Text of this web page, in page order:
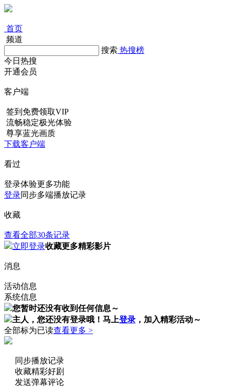
首页
频道
搜索 热搜榜
今日热搜
开通会员
客户端
签到免费领取VIP
流畅稳定极光体验
尊享蓝光画质
下载客户端
看过
登录体验更多功能
登录同步多端播放记录
收藏
查看全部30条记录
立即登录收藏更多精彩影片
消息
活动信息
系统信息
您暂时还没有收到任何信息～
主人，您还没有登录哦！ 马上登录 ，加入精彩活动～
全部标为已读查看更多 >
同步播放记录
收藏精彩好剧
发送弹幕评论